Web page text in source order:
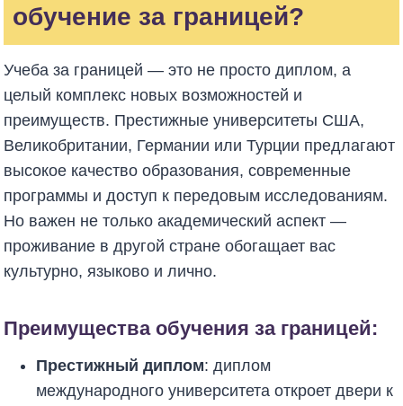
обучение за границей?
Учеба за границей — это не просто диплом, а
целый комплекс новых возможностей и
преимуществ. Престижные университеты США,
Великобритании, Германии или Турции предлагают
высокое качество образования, современные
программы и доступ к передовым исследованиям.
Но важен не только академический аспект —
проживание в другой стране обогащает вас
культурно, языково и лично.
Преимущества обучения за границей:
Престижный диплом: диплом
международного университета откроет двери к